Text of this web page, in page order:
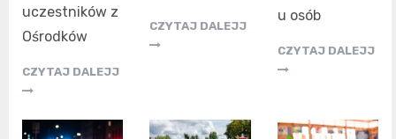
uczestników z
Ośrodków
CZYTAJ DALEJJ
CZYTAJ DALEJJ
u osób
CZYTAJ DALEJJ